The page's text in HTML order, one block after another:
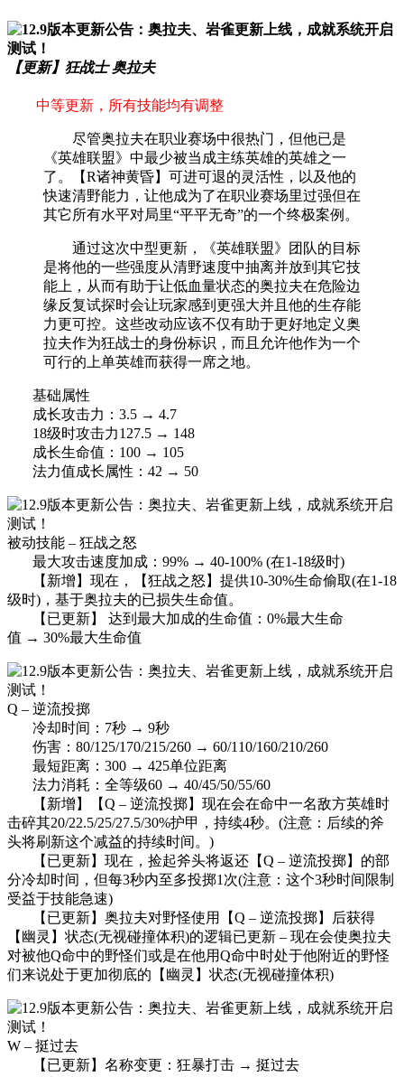
【更新】狂战士 奥拉夫
中等更新，所有技能均有调整
尽管奥拉夫在职业赛场中很热门，但他已是
《英雄联盟》中最少被当成主练英雄的英雄之一
了。【R诸神黄昏】可进可退的灵活性，以及他的
快速清野能力，让他成为了在职业赛场里过强但在
其它所有水平对局里“平平无奇”的一个终极案例。
通过这次中型更新，《英雄联盟》团队的目标
是将他的一些强度从清野速度中抽离并放到其它技
能上，从而有助于让低血量状态的奥拉夫在危险边
缘反复试探时会让玩家感到更强大并且他的生存能
力更可控。这些改动应该不仅有助于更好地定义奥
拉夫作为狂战士的身份标识，而且允许他作为一个
可行的上单英雄而获得一席之地。
基础属性
成长攻击力：3.5 → 4.7
18级时攻击力127.5 → 148
成长生命值：100 → 105
法力值成长属性：42 → 50
被动技能 – 狂战之怒
最大攻击速度加成：99% → 40-100% (在1-18级时)
【新增】现在，【狂战之怒】提供10-30%生命偷取(在1-18
级时)，基于奥拉夫的已损失生命值。
【已更新】 达到最大加成的生命值：0%最大生命
值 → 30%最大生命值
Q – 逆流投掷
冷却时间：7秒 → 9秒
伤害：80/125/170/215/260 → 60/110/160/210/260
最短距离：300 → 425单位距离
法力消耗：全等级60 → 40/45/50/55/60
【新增】【Q – 逆流投掷】现在会在命中一名敌方英雄时
击碎其20/22.5/25/27.5/30%护甲，持续4秒。(注意：后续的斧
头将刷新这个减益的持续时间。)
【已更新】现在，捡起斧头将返还【Q – 逆流投掷】的部
分冷却时间，但每3秒内至多投掷1次(注意：这个3秒时间限制
受益于技能急速)
【已更新】奥拉夫对野怪使用【Q – 逆流投掷】后获得
【幽灵】状态(无视碰撞体积)的逻辑已更新 – 现在会使奥拉夫
对被他Q命中的野怪们或是在他用Q命中时处于他附近的野怪
们来说处于更加彻底的【幽灵】状态(无视碰撞体积)
W – 挺过去
【已更新】名称变更：狂暴打击 → 挺过去